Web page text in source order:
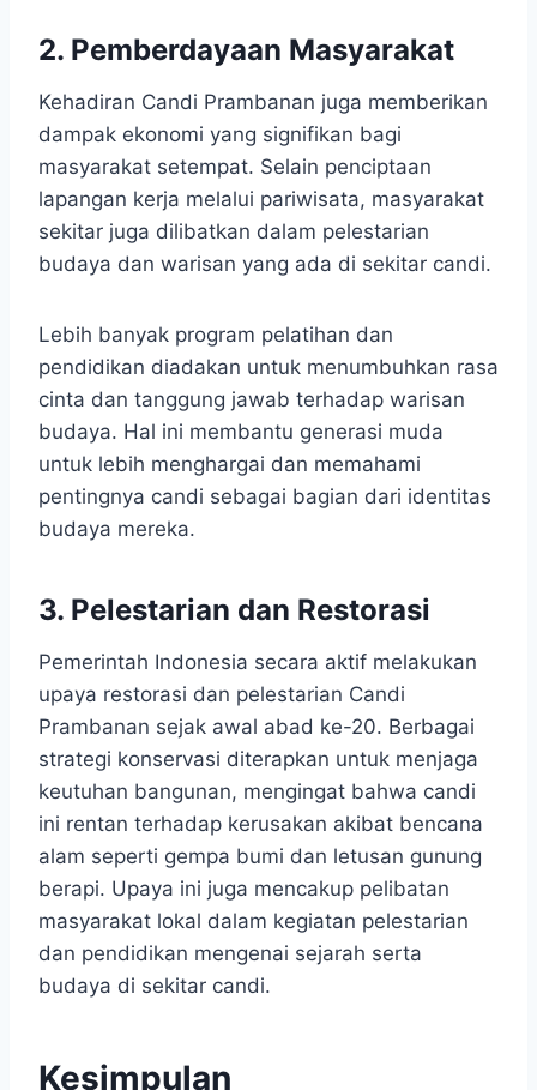
2. Pemberdayaan Masyarakat
Kehadiran Candi Prambanan juga memberikan
dampak ekonomi yang signifikan bagi
masyarakat setempat. Selain penciptaan
lapangan kerja melalui pariwisata, masyarakat
sekitar juga dilibatkan dalam pelestarian
budaya dan warisan yang ada di sekitar candi.
Lebih banyak program pelatihan dan
pendidikan diadakan untuk menumbuhkan rasa
cinta dan tanggung jawab terhadap warisan
budaya. Hal ini membantu generasi muda
untuk lebih menghargai dan memahami
pentingnya candi sebagai bagian dari identitas
budaya mereka.
3. Pelestarian dan Restorasi
Pemerintah Indonesia secara aktif melakukan
upaya restorasi dan pelestarian Candi
Prambanan sejak awal abad ke-20. Berbagai
strategi konservasi diterapkan untuk menjaga
keutuhan bangunan, mengingat bahwa candi
ini rentan terhadap kerusakan akibat bencana
alam seperti gempa bumi dan letusan gunung
berapi. Upaya ini juga mencakup pelibatan
masyarakat lokal dalam kegiatan pelestarian
dan pendidikan mengenai sejarah serta
budaya di sekitar candi.
Kesimpulan